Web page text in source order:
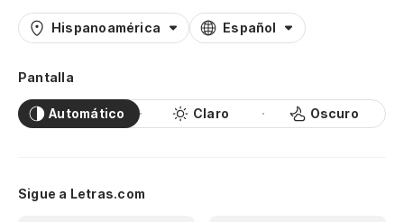
Hispanoamérica Español
Pantalla
Automático Claro Oscuro
Sigue a Letras.com